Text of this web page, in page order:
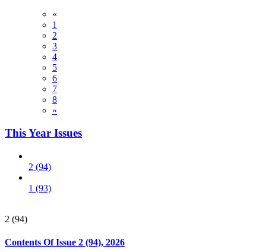
«
1
2
3
4
5
6
7
8
»
This Year Issues
2 (94)
1 (93)
2 (94)
Contents Of Issue 2 (94), 2026